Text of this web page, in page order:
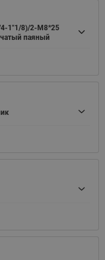
4-1"1/8)/2-M8*25
паяный